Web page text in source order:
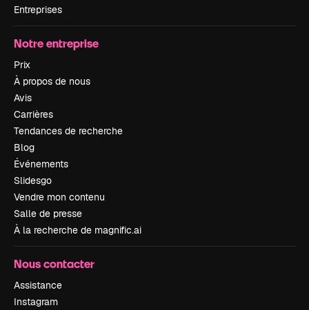
Entreprises
Notre entreprise
Prix
À propos de nous
Avis
Carrières
Tendances de recherche
Blog
Événements
Slidesgo
Vendre mon contenu
Salle de presse
À la recherche de magnific.ai
Nous contacter
Assistance
Instagram